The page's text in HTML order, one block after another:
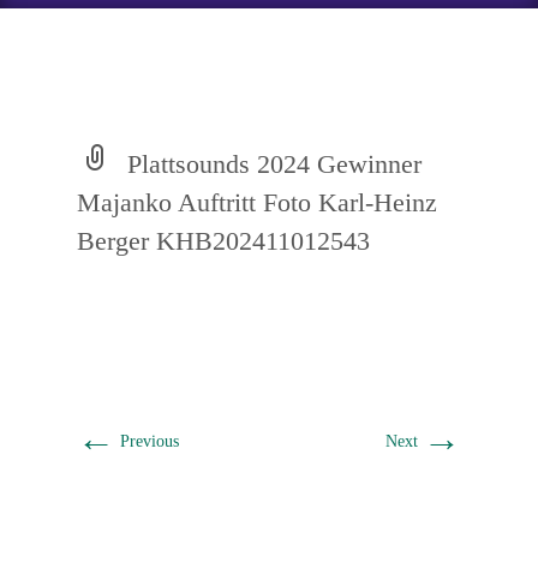
Plattsounds 2024 Gewinner
Majanko Auftritt Foto Karl-Heinz
Berger KHB202411012543
← Previous Next →